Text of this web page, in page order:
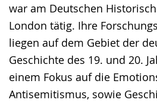
war am Deutschen
London tätig. Ihre
liegen auf dem Gebiet der
Geschichte des 19. und 20.
einem Fokus auf die
Antisemitismus, sowie